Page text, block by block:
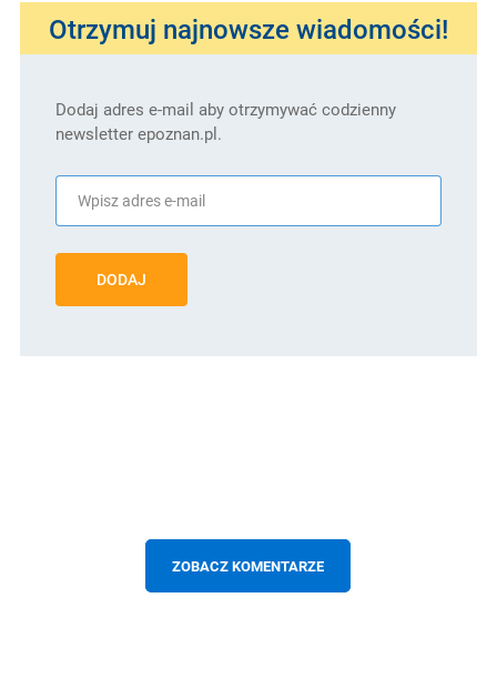
Otrzymuj najnowsze wiadomości!
Dodaj adres e-mail aby otrzymywać codzienny
newsletter epoznan.pl.
DODAJ
ZOBACZ KOMENTARZE